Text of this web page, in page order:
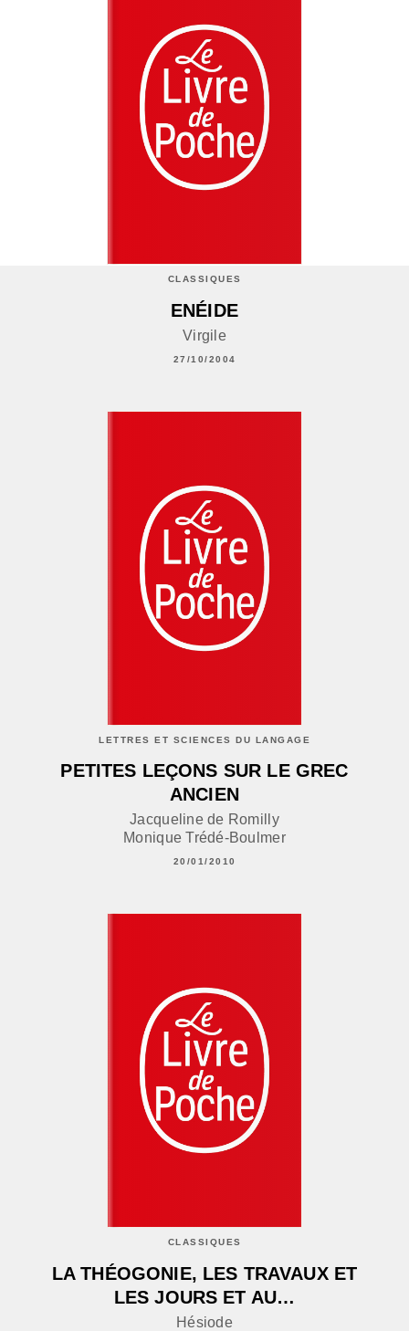
CLASSIQUES
ENÉIDE
Virgile
27/10/2004
LETTRES ET SCIENCES DU LANGAGE
PETITES LEÇONS SUR LE GREC
ANCIEN
Jacqueline de Romilly
Monique Trédé-Boulmer
20/01/2010
CLASSIQUES
LA THÉOGONIE, LES TRAVAUX ET
LES JOURS ET AU…
Hésiode